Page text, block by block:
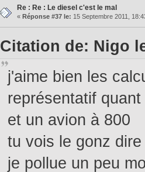
Re : Re : Le diesel c'est le mal
« Réponse #37 le: 15 Septembre 2011,
Citation de: Nigo
j'aime bien les
représentatif
et un avion à 800
tu vois le gonz
je pollue un peu